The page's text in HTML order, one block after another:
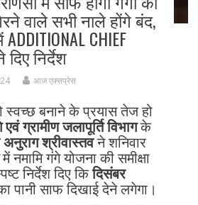
वाले सभी नाले होंगे बंद,
CHIEF
दिए निर्देश
आज एक्सप्रेस
स्वच्छ बनाने के प्रयास तेज हो
एवं ग्रामीण जलापूर्ति विभागके
श्रीवास्तवने शनिवार
नमामि गंगे योजना की समीक्षा
निर्देश दिए किदिसंबर
पानी साफ दिखाई देने लगेगा।